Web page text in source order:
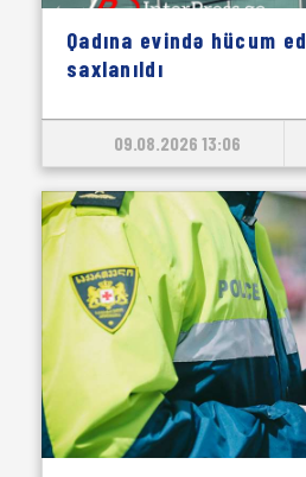
Qadına evində hücum
saxlanıldı
09.08.2026 13:06